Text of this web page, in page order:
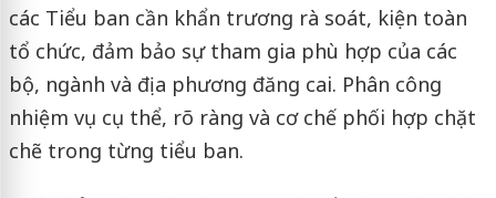
các Tiểu ban cần khẩn trương rà soát, kiện toàn
tổ chức, đảm bảo sự tham gia phù hợp của các
bộ, ngành và địa phương đăng cai. Phân công
nhiệm vụ cụ thể, rõ ràng và cơ chế phối hợp chặt
chẽ trong từng tiểu ban.